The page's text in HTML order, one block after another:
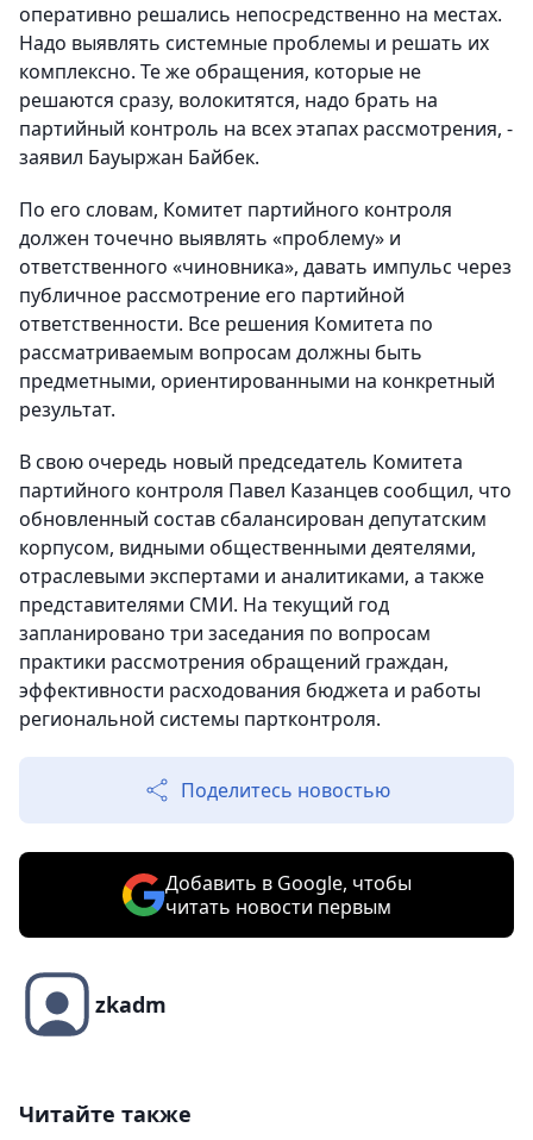
оперативно решались непосредственно на местах.
Надо выявлять системные проблемы и решать их
комплексно. Те же обращения, которые не
решаются сразу, волокитятся, надо брать на
партийный контроль на всех этапах рассмотрения, -
заявил Бауыржан Байбек.
По его словам, Комитет партийного контроля
должен точечно выявлять «проблему» и
ответственного «чиновника», давать импульс через
публичное рассмотрение его партийной
ответственности. Все решения Комитета по
рассматриваемым вопросам должны быть
предметными, ориентированными на конкретный
результат.
В свою очередь новый председатель Комитета
партийного контроля Павел Казанцев сообщил, что
обновленный состав сбалансирован депутатским
корпусом, видными общественными деятелями,
отраслевыми экспертами и аналитиками, а также
представителями СМИ. На текущий год
запланировано три заседания по вопросам
практики рассмотрения обращений граждан,
эффективности расходования бюджета и работы
региональной системы партконтроля.
Поделитесь новостью
Добавить в Google, чтобы
читать новости первым
zkadm
Читайте также